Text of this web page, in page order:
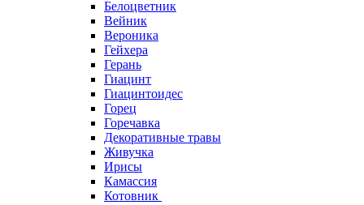
Белоцветник
Вейник
Вероника
Гейхера
Герань
Гиацинт
Гиацинтоидес
Горец
Горечавка
Декоративные травы
Живучка
Ирисы
Камассия
Котовник